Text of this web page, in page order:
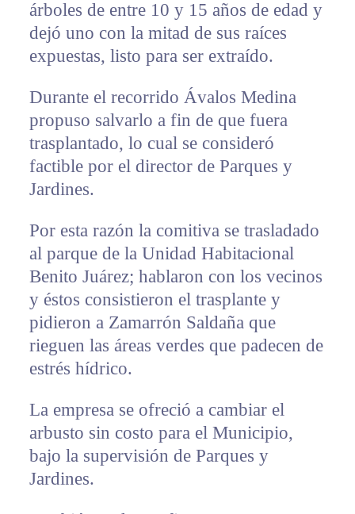
árboles de entre 10 y 15 años de edad y
dejó uno con la mitad de sus raíces
expuestas, listo para ser extraído.
Durante el recorrido Ávalos Medina
propuso salvarlo a fin de que fuera
trasplantado, lo cual se consideró
factible por el director de Parques y
Jardines.
Por esta razón la comitiva se trasladado
al parque de la Unidad Habitacional
Benito Juárez; hablaron con los vecinos
y éstos consistieron el trasplante y
pidieron a Zamarrón Saldaña que
rieguen las áreas verdes que padecen de
estrés hídrico.
La empresa se ofreció a cambiar el
arbusto sin costo para el Municipio,
bajo la supervisión de Parques y
Jardines.